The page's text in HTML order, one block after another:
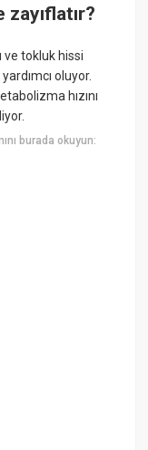
zayıflatır?
ve tokluk hissi
oluyor.
hızını
burada okuyun: